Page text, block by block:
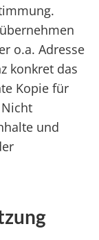
o.a. Adresse
konkret das
Kopie für
und